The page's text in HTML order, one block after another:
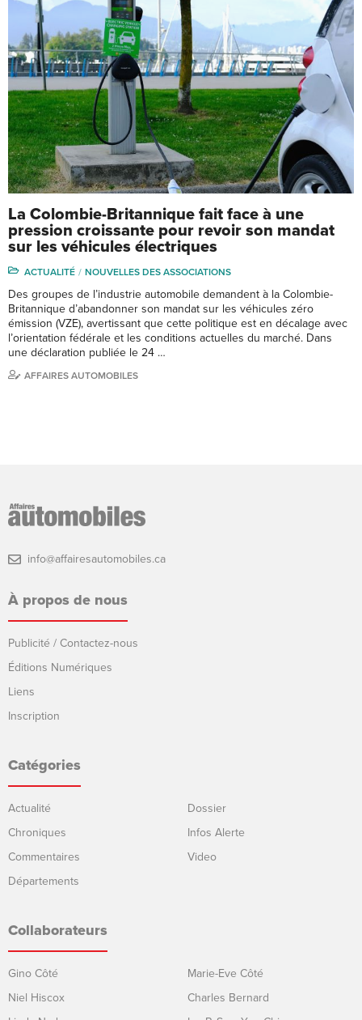
La Colombie-Britannique fait face à une
pression croissante pour revoir son mandat
sur les véhicules électriques
ACTUALITÉ NOUVELLES DES ASSOCIATIONS
Des groupes de l’industrie automobile demandent à la Colombie-
Britannique d’abandonner son mandat sur les véhicules zéro
émission (VZE), avertissant que cette politique est en décalage avec
l’orientation fédérale et les conditions actuelles du marché. Dans
une déclaration publiée le 24 …
AFFAIRES AUTOMOBILES
info@affairesautomobiles.ca
À propos de nous
Publicité / Contactez-nous
Éditions Numériques
Liens
Inscription
Catégories
Actualité
Chroniques
Commentaires
Départements
Dossier
Infos Alerte
Video
Collaborateurs
Gino Côté
Niel Hiscox
Marie-Eve Côté
Charles Bernard